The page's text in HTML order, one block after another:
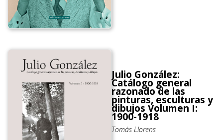
Julio González:
Catálogo general
razonado de las
pinturas, esculturas y
dibujos Volumen I:
1900-1918
Tomàs Llorens